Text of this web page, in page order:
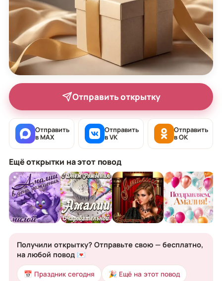
Отправить открытку
Отправить
в MAX
Отправить
в VK
Отправить
в OK
Ещё открытки на этот повод
Получили открытку? Отправьте свою — бесплатно,
на любой повод 💌
📅 Праздник сегодня 🎉 Ещё на этот повод